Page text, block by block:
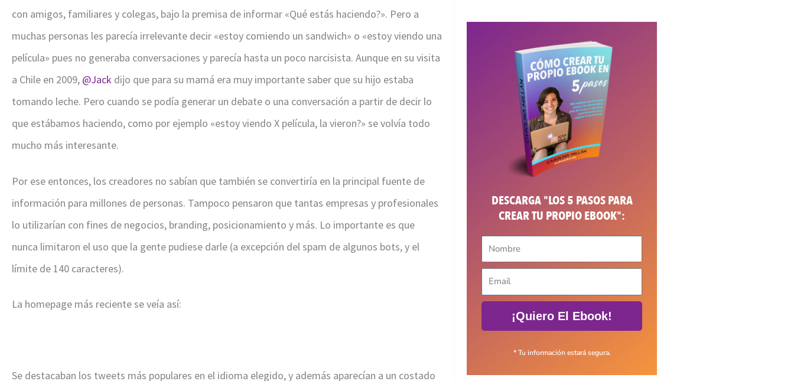
con amigos, familiares y colegas, bajo la premisa de informar «Qué estás haciendo?». Pero a
muchas personas les parecía irrelevante decir «estoy comiendo un sandwich» o «estoy viendo una
película» pues no generaba conversaciones y parecía hasta un poco narcisista. Aunque en su visita
a Chile en 2009, @Jack dijo que para su mamá era muy importante saber que su hijo estaba
tomando leche. Pero cuando se podía generar un debate o una conversación a partir de decir lo
que estábamos haciendo, como por ejemplo «estoy viendo X película, la vieron?» se volvía todo
mucho más interesante.
Por ese entonces, los creadores no sabían que también se convertiría en la principal fuente de
información para millones de personas. Tampoco pensaron que tantas empresas y profesionales
lo utilizarían con fines de negocios, branding, posicionamiento y más. Lo importante es que
nunca limitaron el uso que la gente pudiese darle (a excepción del spam de algunos bots, y el
límite de 140 caracteres).
La homepage más reciente se veía así:
Se destacaban los tweets más populares en el idioma elegido, y además aparecían a un costado
DESCARGA "LOS 5 PASOS PARA
CREAR TU PROPIO EBOOK":
¡Quiero El Ebook!
* Tu información estará segura.